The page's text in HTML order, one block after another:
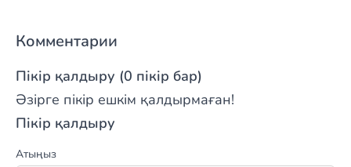
Комментарии
Пікір қалдыру (0 пікір бар)
Әзірге пікір ешкім қалдырмаған!
Пікір қалдыру
Атыңыз